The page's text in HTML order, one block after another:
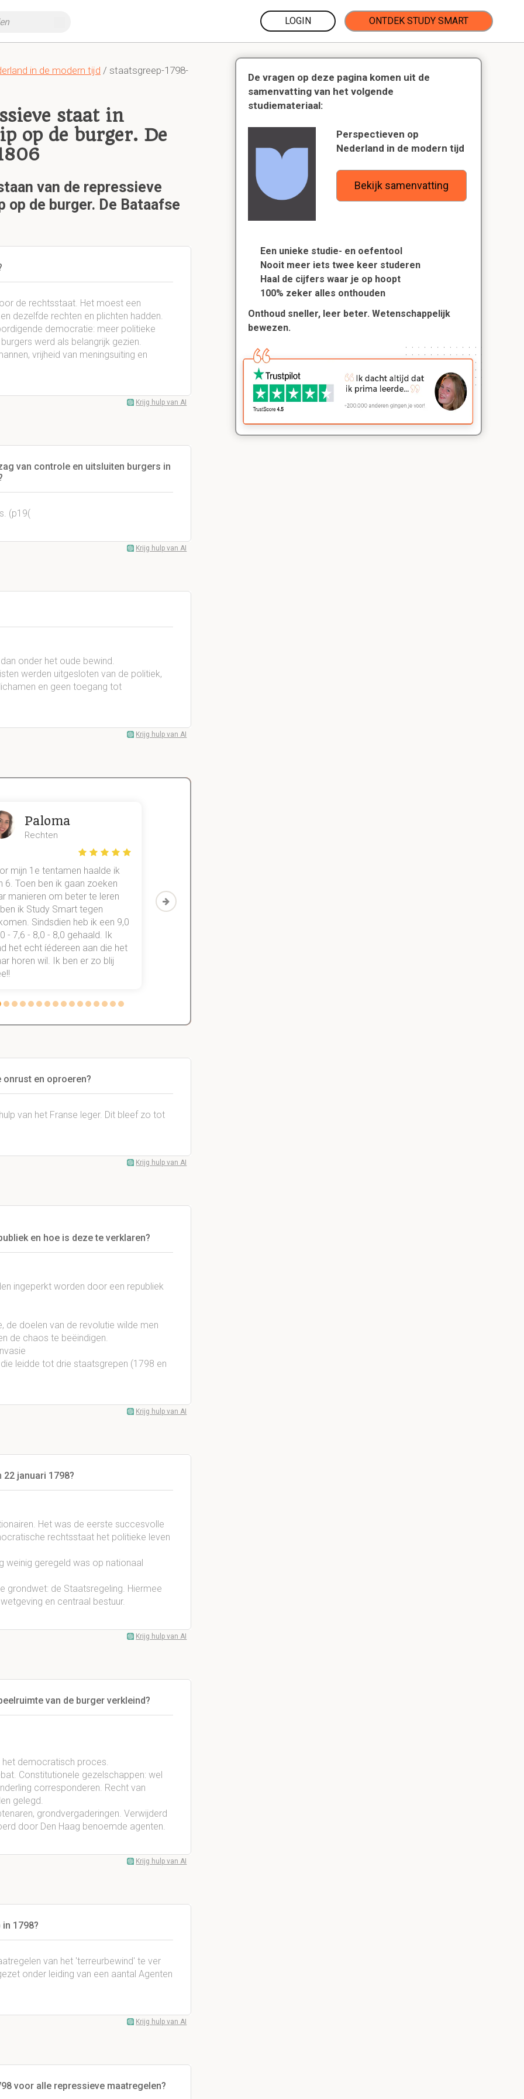
LOGIN ONTDEK STUDY SMART
in de modern tijd / staatsgreep-1798-
staat in
op de burger. De
van de repressieve
op de burger. De Bataafse
de rechtsstaat. Het moest een
dezelfde rechten en plichten hadden.
democratie: meer politieke
werd als belangrijk gezien.
vrijheid van meningsuiting en
Krijg hulp van AI
van controle en uitsluiten burgers in
(p19(
Krijg hulp van AI
onder het oude bewind.
werden uitgesloten van de politiek,
en geen toegang tot
Krijg hulp van AI
Paloma
Rechten
mijn 1e tentamen haalde ik
6. Toen ben ik gaan zoeken
manieren om beter te leren
ik Study Smart tegen
Sindsdien heb ik een 9,0
- 7,6 - 8,0 - 8,0 gehaald. Ik
het echt íédereen aan die het
horen wil. Ik ben er zo blij
vakken. Sinds ik mijn
aantekeningen digitaal maak in
onrust en oproeren?
van het Franse leger. Dit bleef zo tot
Krijg hulp van AI
en hoe is deze te verklaren?
ingeperkt worden door een republiek
de doelen van de revolutie wilde men
de chaos te beëindigen.
leidde tot drie staatsgrepen (1798 en
Krijg hulp van AI
januari 1798?
Het was de eerste succesvolle
rechtsstaat het politieke leven
weinig geregeld was op nationaal
grondwet: de Staatsregeling. Hiermee
en centraal bestuur.
Krijg hulp van AI
van de burger verkleind?
democratisch proces.
Constitutionele gezelschappen: wel
corresponderen. Recht van
gelegd.
grondvergaderingen. Verwijderd
door Den Haag benoemde agenten.
Krijg hulp van AI
1798?
van het 'terreurbewind' te ver
onder leiding van een aantal Agenten
Krijg hulp van AI
voor alle repressieve maatregelen?
De vragen op deze pagina komen uit de
samenvatting van het volgende
studiemateriaal:
Perspectieven op
Nederland in de modern tijd
Bekijk samenvatting
Een unieke studie- en oefentool
Nooit meer iets twee keer studeren
Haal de cijfers waar je op hoopt
100% zeker alles onthouden
Onthoud sneller, leer beter. Wetenschappelijk
bewezen.